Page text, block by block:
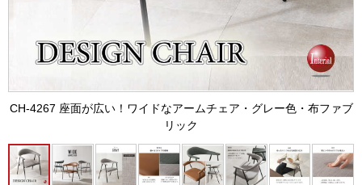
CH-4267 座面が広い！ワイドなアームチェア・グレー色・布ファブ
リック